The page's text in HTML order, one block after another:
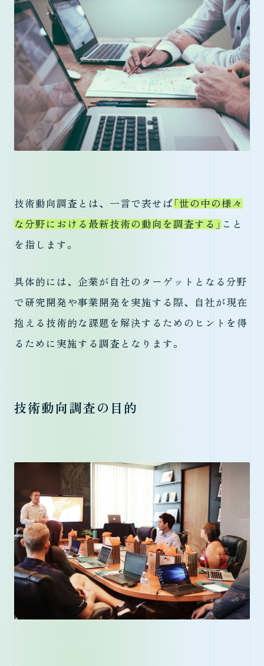
技術動向調査とは、一言で表せば 「世の中の様々
な分野における最新技術の動向を調査する」 こと
を指します。
具体的には、企業が自社のターゲットとなる分野
で研究開発や事業開発を実施する際、自社が現在
抱える技術的な課題を解決するためのヒントを得
るために実施する調査となります。
技術動向調査の目的